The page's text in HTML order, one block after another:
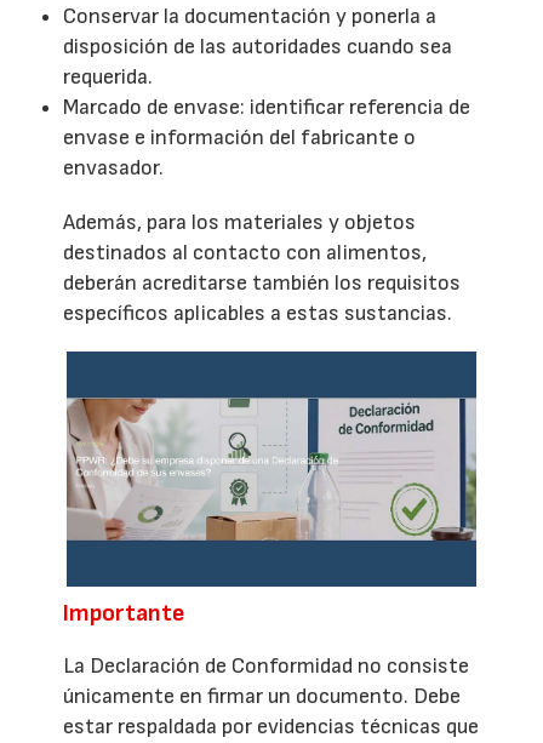
Conservar la documentación y ponerla a
disposición de las autoridades cuando sea
requerida.
Marcado de envase: identificar referencia de
envase e información del fabricante o
envasador.
Además, para los materiales y objetos
destinados al contacto con alimentos,
deberán acreditarse también los requisitos
específicos aplicables a estas sustancias.
Importante
La Declaración de Conformidad no consiste
únicamente en firmar un documento. Debe
estar respaldada por evidencias técnicas que